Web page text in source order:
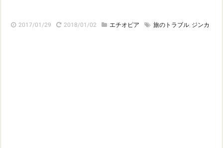
2017/01/29 2018/01/02 エチオピア 旅のトラブル, ジンカ